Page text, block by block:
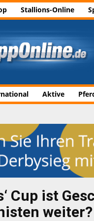
Stallions-Online
Aktive
Cup ist
weiter?